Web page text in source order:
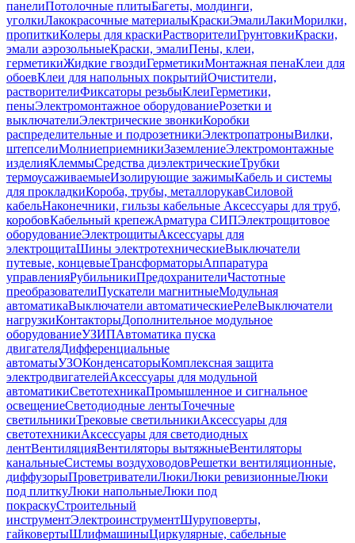
панелиПотолочные плитыБагеты, молдинги,
уголкиЛакокрасочные материалыКраскиЭмалиЛакиМорилки,
пропиткиКолеры для краскиРастворителиГрунтовкиКраски,
эмали аэрозольныеКраски, эмалиПены, клеи,
герметикиЖидкие гвоздиГерметикиМонтажная пенаКлеи для
обоевКлеи для напольных покрытийОчистители,
растворителиФиксаторы резьбыКлеиГерметики,
пеныЭлектромонтажное оборудованиеРозетки и
выключателиЭлектрические звонкиКоробки
распределительные и подрозетникиЭлектропатроныВилки,
штепселиМолниеприемникиЗаземлениеЭлектромонтажные
изделияКлеммыСредства диэлектрическиеТрубки
термоусаживаемыеИзолирующие зажимыКабель и системы
для прокладкиКороба, трубы, металлорукавСиловой
кабельНаконечники, гильзы кабельные Аксессуары для труб,
коробовКабельный крепежАрматура СИПЭлектрощитовое
оборудованиеЭлектрощитыАксессуары для
электрощитаШины электротехническиеВыключатели
путевые, концевыеТрансформаторыАппаратура
управленияРубильникиПредохранителиЧастотные
преобразователиПускатели магнитныеМодульная
автоматикаВыключатели автоматическиеРелеВыключатели
нагрузкиКонтакторыДополнительное модульное
оборудованиеУЗИПАвтоматика пуска
двигателяДифференциальные
автоматыУЗОКонденсаторыКомплексная защита
электродвигателейАксессуары для модульной
автоматикиСветотехникаПромышленное и сигнальное
освещениеСветодиодные лентыТочечные
светильникиТрековые светильникиАксессуары для
светотехникиАксессуары для светодиодных
лентВентиляцияВентиляторы вытяжныеВентиляторы
канальныеСистемы воздуховодовРешетки вентиляционные,
диффузорыПроветривателиЛюкиЛюки ревизионныеЛюки
под плиткуЛюки напольныеЛюки под
покраскуСтроительный
инструментЭлектроинструментШуруповерты,
гайковертыШлифмашиныЦиркулярные, сабельные